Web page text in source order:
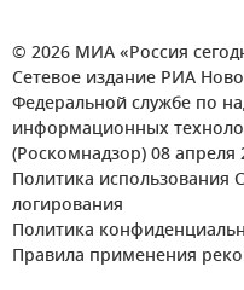
© 2026 МИА «Россия
Сетевое издание РИА
Федеральной службе по
информационных
(Роскомнадзор) 08 апреля
Политика использования
логирования
Политика
Правила применения